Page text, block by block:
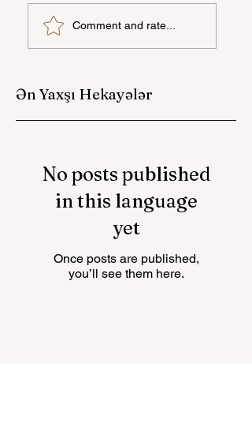
“Unicapital
İnvestisiya Şirkəti”
ASC Azərbaycanda
Principles (WEPs)-
iimzalayan ilk
Comment and rate...
Ən Yaxşı Hekayələr
No posts published
in this language
yet
Once posts are published,
you’ll see them here.